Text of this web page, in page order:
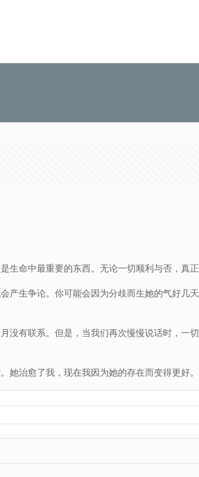
命中最重要的东西。无论一切顺利与否，真
生争论。你可能会因为分歧而生她的气好几
没有联系。但是，当我们再次慢慢说话时，
治愈了我，现在我因为她的存在而变得更好